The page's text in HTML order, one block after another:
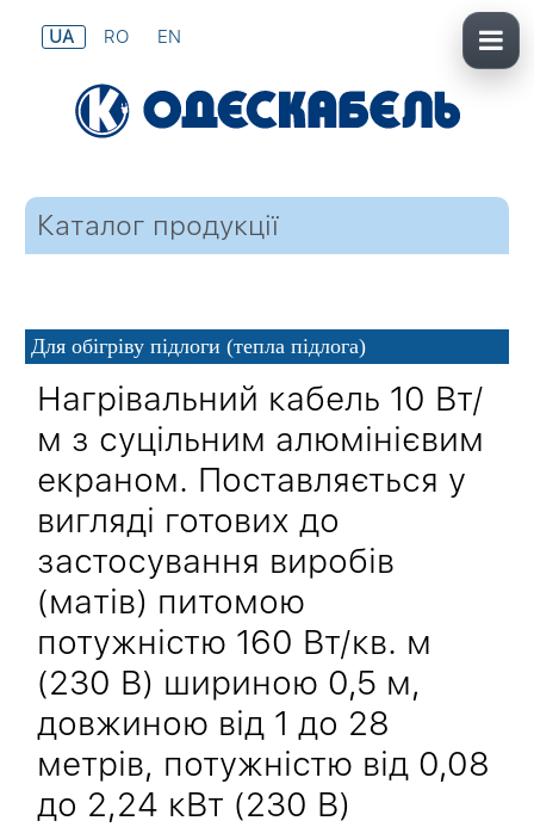
UA RO EN
Каталог продукції
Для обігріву підлоги (тепла підлога)
Нагрівальний кабель 10 Вт/
м з суцільним алюмінієвим
екраном. Поставляється у
вигляді готових до
застосування виробів
(матів) питомою
потужністю 160 Вт/кв. м
(230 В) шириною 0,5 м,
довжиною від 1 до 28
метрів, потужністю від 0,08
до 2,24 кВт (230 В)